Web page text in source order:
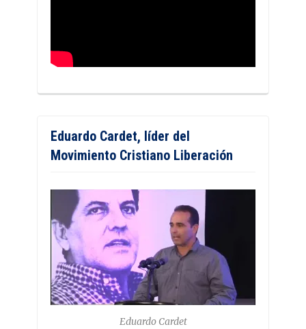
Eduardo Cardet, líder del
Movimiento Cristiano Liberación
Eduardo Cardet